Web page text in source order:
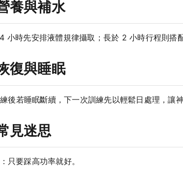
養與補水
小時先安排液體規律攝取；長於 2 小時行程則
復與睡眠
後若睡眠斷續，下一次訓練先以輕鬆日處理，讓神
見迷思
只要踩高功率就好。